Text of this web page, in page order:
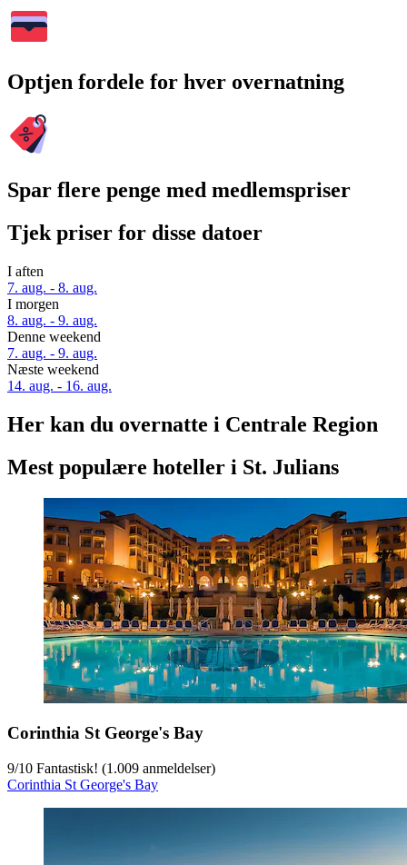
Optjen fordele for hver overnatning
Spar flere penge med medlemspriser
Tjek priser for disse datoer
I aften
7. aug. - 8. aug.
I morgen
8. aug. - 9. aug.
Denne weekend
7. aug. - 9. aug.
Næste weekend
14. aug. - 16. aug.
Her kan du overnatte i Centrale Region
Mest populære hoteller i St. Julians
Corinthia St George's Bay
9/10 Fantastisk! (1.009 anmeldelser)
Corinthia St George's Bay